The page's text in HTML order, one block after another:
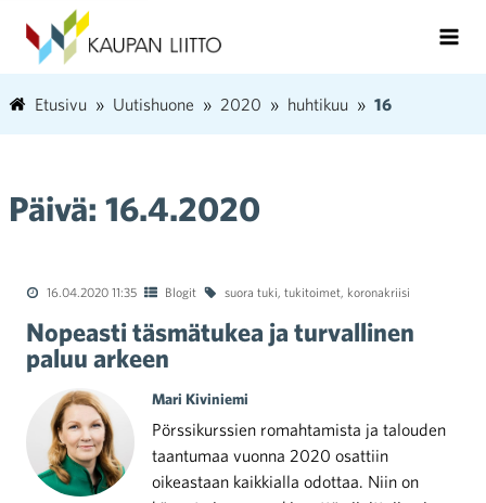
Etusivu Uutishuone 2020 huhtikuu 16
Päivä: 16.4.2020
16.04.2020 11:35 Blogit suora tuki, tukitoimet, koronakriisi
Nopeasti täsmätukea ja turvallinen
paluu arkeen
Mari Kiviniemi
Pörssikurssien romahtamista ja talouden
taantumaa vuonna 2020 osattiin
oikeastaan kaikkialla odottaa. Niin on